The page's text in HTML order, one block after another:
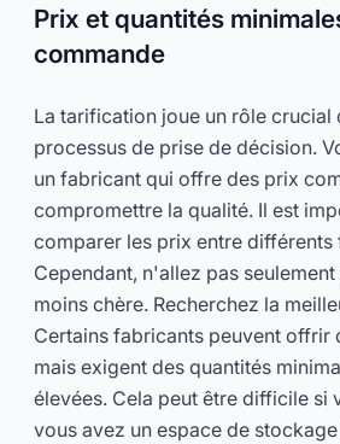
Prix et quantités
commande
La tarification joue un rôle crucial
processus de prise de décision.
un fabricant qui offre des prix
compromettre la qualité. Il est
comparer les prix entre différents
Cependant, n'allez pas
moins chère. Recherchez la
Certains fabricants peuvent offrir
mais exigent des quantités
élevées. Cela peut être difficile si
vous avez un espace de